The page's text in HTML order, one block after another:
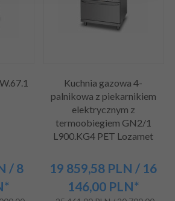
/ 8
Kuchnia gazowa 4-
palnikowa z piekarnikiem
elektrycznym z
termoobiegiem GN2/1
L900.KG4 PET Lozamet
19 859,58 PLN / 16
146,00 PLN*